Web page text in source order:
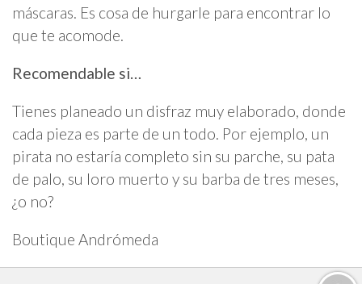
máscaras. Es cosa de hurgarle para encontrar lo
que te acomode.
Recomendable si…
Tienes planeado un disfraz muy elaborado, donde
cada pieza es parte de un todo. Por ejemplo, un
pirata no estaría completo sin su parche, su pata
de palo, su loro muerto y su barba de tres meses,
¿o no?
Boutique Andrómeda